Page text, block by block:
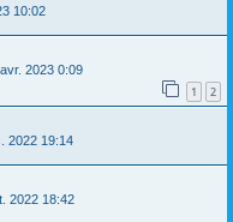
10:02
2023 0:09
1 2
2022 19:14
2022 18:42